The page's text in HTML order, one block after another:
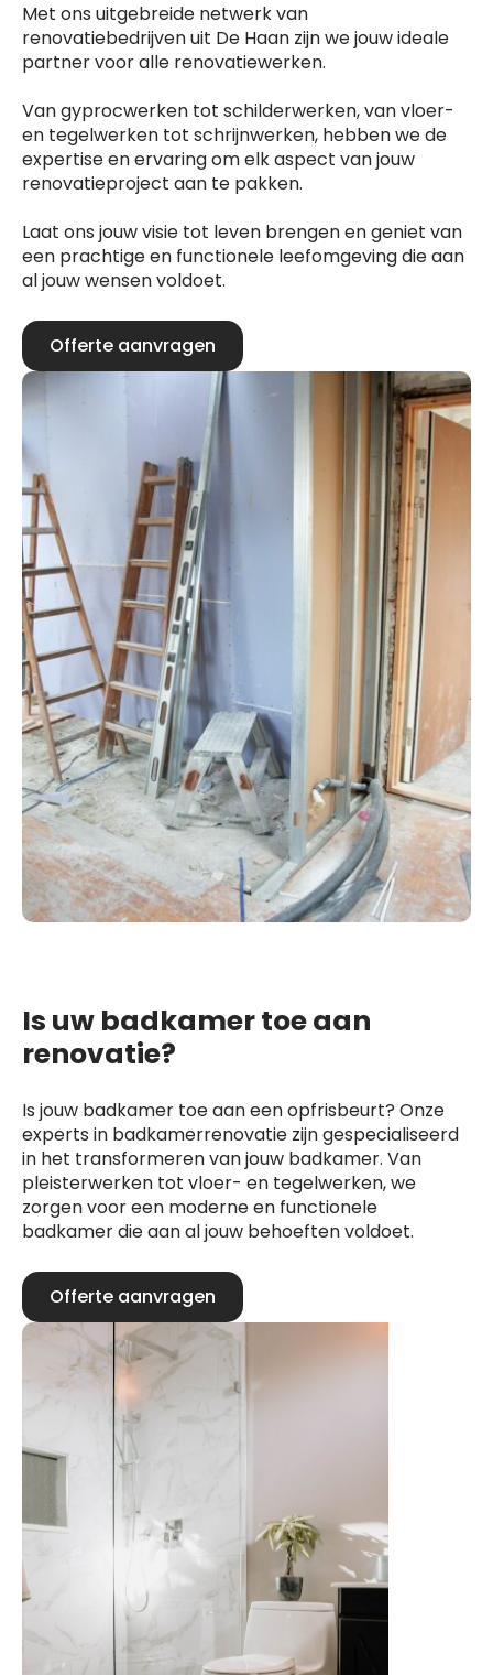
Met ons uitgebreide netwerk van
renovatiebedrijven uit De Haan zijn we jouw ideale
partner voor alle renovatiewerken.
Van gyprocwerken tot schilderwerken, van vloer-
en tegelwerken tot schrijnwerken, hebben we de
expertise en ervaring om elk aspect van jouw
renovatieproject aan te pakken.
Laat ons jouw visie tot leven brengen en geniet van
een prachtige en functionele leefomgeving die aan
al jouw wensen voldoet.
Offerte aanvragen
Is uw badkamer toe aan
renovatie?
Is jouw badkamer toe aan een opfrisbeurt? Onze
experts in badkamerrenovatie zijn gespecialiseerd
in het transformeren van jouw badkamer. Van
pleisterwerken tot vloer- en tegelwerken, we
zorgen voor een moderne en functionele
badkamer die aan al jouw behoeften voldoet.
Offerte aanvragen